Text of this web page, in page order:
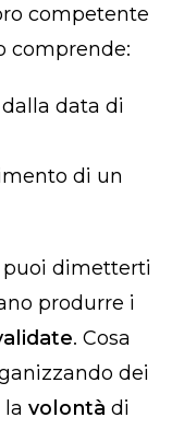
competente
comprende:
dalla data di
di un
puoi dimetterti
produrre i
. Cosa
dei
la volontà di